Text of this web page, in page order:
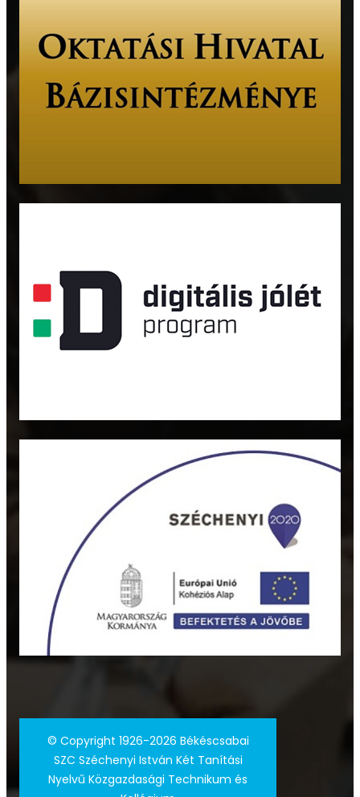
© Copyright 1926-2026 Békéscsabai
SZC Széchenyi István Két Tanítási
Nyelvű Közgazdasági Technikum és